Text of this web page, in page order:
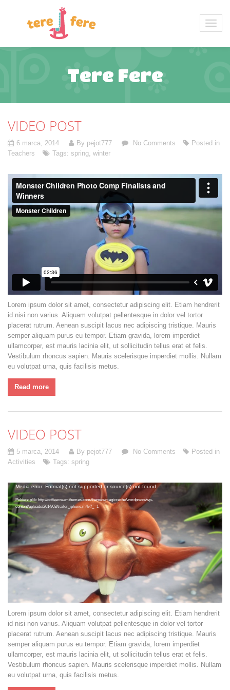
Tere Fere
VIDEO POST
6 marca, 2014 By pejot777 No Comments
Posted in
Teachers
Tags: spring, winter
Lorem ipsum dolor sit amet, consectetur adipiscing elit. Etiam hendrerit
id nisi non varius. Aliquam volutpat pellentesque in dolor vel tortor
placerat rutrum. Aenean suscipit lacus nec adipiscing tristique. Mauris
semper aliquam purus eu tempor. Etiam gravida, lorem imperdiet
ullamcorper, est mauris lacinia elit, ut sollicitudin tellus erat et felis.
Vestibulum rhoncus sapien. Mauris scelerisque imperdiet mollis. Nullam
eu volutpat urna, quis facilisis metus.
Read more
VIDEO POST
5 marca, 2014 By pejot777 No Comments
Posted in
Activities
Tags: spring
Odtwarzacz
video
Media error: Format(s) not supported or source(s) not found
Pobierz plik: http://coffeecreamthemes.com/themes/magicreche/wordpress/wp-
content/uploads/2014/03/trailer_iphone.m4v?_=1
Lorem ipsum dolor sit amet, consectetur adipiscing elit. Etiam hendrerit
id nisi non varius. Aliquam volutpat pellentesque in dolor vel tortor
placerat rutrum. Aenean suscipit lacus nec adipiscing tristique. Mauris
semper aliquam purus eu tempor. Etiam gravida, lorem imperdiet
ullamcorper, est mauris lacinia elit, ut sollicitudin tellus erat et felis.
Vestibulum rhoncus sapien. Mauris scelerisque imperdiet mollis. Nullam
eu volutpat urna, quis facilisis metus.